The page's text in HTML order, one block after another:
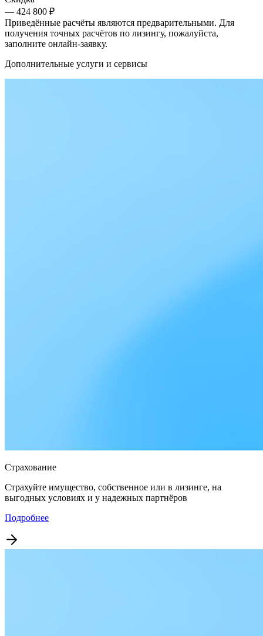
— 424 800 ₽
Приведённые расчёты являются предварительными. Для
получения точных расчётов по лизингу, пожалуйста,
заполните онлайн-заявку.
Дополнительные услуги и сервисы
Страхование
Страхуйте имущество, собственное или в лизинге, на
выгодных условиях и у надежных партнёров
Подробнее